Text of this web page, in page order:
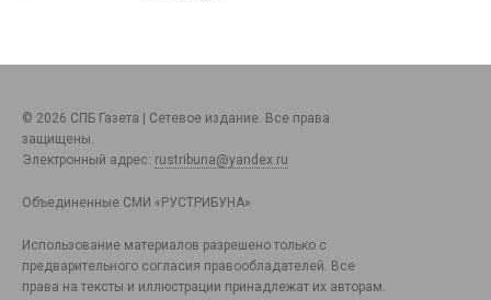
© 2026 СПБ Газета | Сетевое издание. Все права
защищены.
Электронный адрес: rustribuna@yandex.ru
Объединенные СМИ «РУСТРИБУНА»
Использование материалов разрешено только с
предварительного согласия правообладателей. Все
права на тексты и иллюстрации принадлежат их авторам.